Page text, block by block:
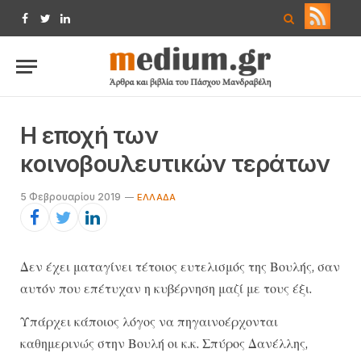
Facebook
TwitterLinkedIn
Η εποχή των
κοινοβουλευτικών τεράτων
5 Φεβρουαρίου 2019 ΕΛΛΆΔΑ
Δεν έχει ματαγίνει τέτοιος ευτελισμός της Βουλής, σαν
αυτόν που επέτυχαν η κυβέρνηση μαζί με τους έξι.
Υπάρχει κάποιος λόγος να πηγαινοέρχονται
καθημερινώς στην Βουλή οι κ.κ. Σπύρος Δανέλλης,